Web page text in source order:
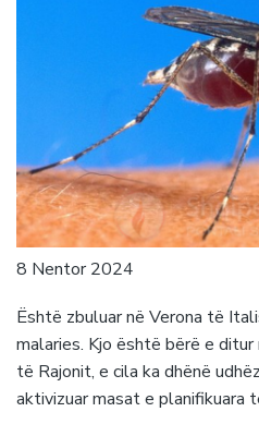
8 Nentor 2024
Është zbuluar në Verona të
malaries. Kjo është bërë e
të Rajonit, e cila ka dhënë
aktivizuar masat e planifikuara